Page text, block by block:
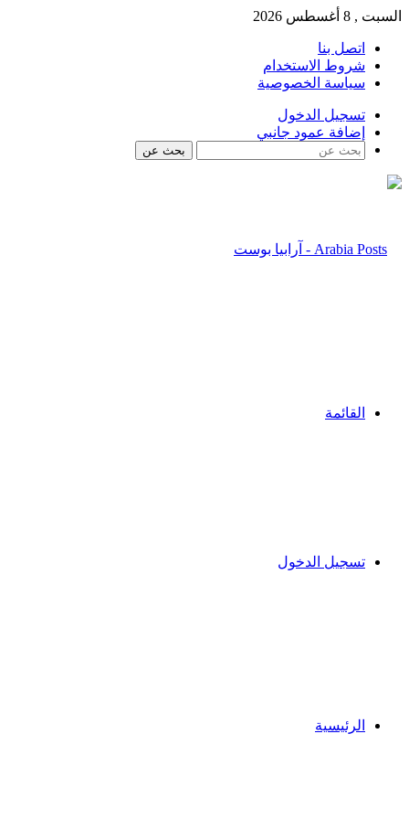
السبت , 8 أغسطس 2026
اتصل بنا
شروط الاستخدام
سياسة الخصوصية
تسجيل الدخول
إضافة عمود جانبي
بحث عن
القائمة
تسجيل الدخول
الرئيسية